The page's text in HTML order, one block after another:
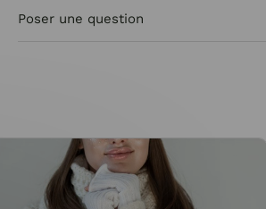
Poser une question